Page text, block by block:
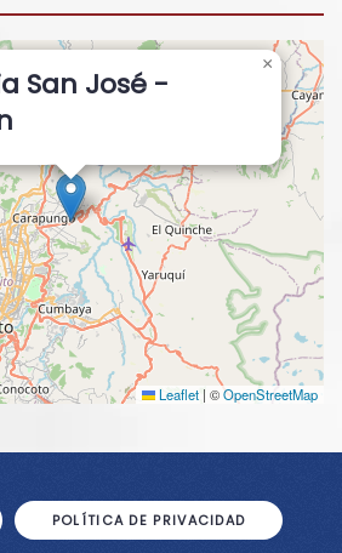
San José -
×
Leaflet | ©OpenStreetMap
POLÍTICA DE PRIVACIDAD